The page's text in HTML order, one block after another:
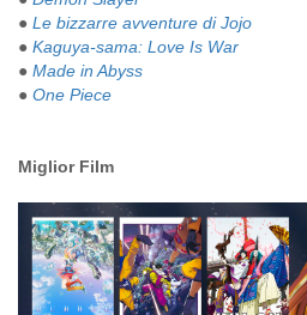
● Le bizzarre avventure di Jojo
● Kaguya-sama: Love Is War
● Made in Abyss
● One Piece
Miglior Film